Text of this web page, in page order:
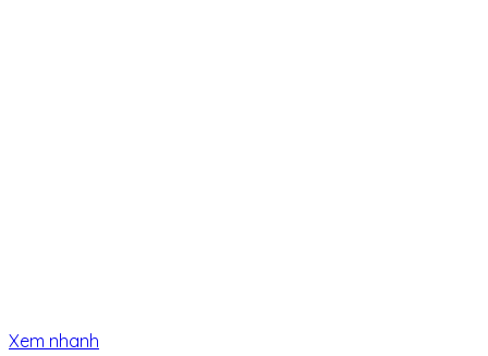
Xem nhanh